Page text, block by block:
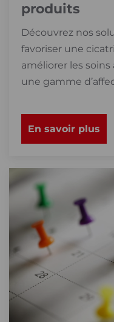
produits
Découvrez nos
favoriser une
améliorer les
une gamme
En savoir plus